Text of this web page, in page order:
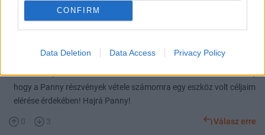
CONFIRM
Data Deletion Data Access Privacy Policy
Kösz az őszinteséget! Elfogadom a véleményed! (Valóban nem
tudtam válaszolni, mert kitiltottak egy hónapra egy másik
topikban elkövetett "személyeskedés" miatt -, ami persze sokkal
enyhébb volt a tiédnél.) Remélem, hogy már nem sokáig leszek
Panny tulaj, mert eladom a még meglévő részvényeimet is nagy
haszonnal, hisz anno ezért vettem azokat.- Reméltem az nem bűn,
hogy a Panny részvények vétele számomra egy eszköz volt céljaim
elérése érdekében! Hajrá Panny!
0 3 Válasz erre